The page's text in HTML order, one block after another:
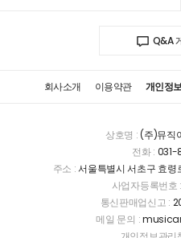
Q&A
회사소개 이용약관 개인정
상호명 :(주)뮤직
전화 : 031-
주소 :서울특별시 서초구 효
사업자등록번호 :
통신판매업신고 :
메일 문의 :